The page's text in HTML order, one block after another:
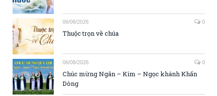
06/08/2026 0
Thuộc trọn về chúa
06/08/2026 0
Chúc mừng Ngân – Kim – Ngọc khánh Khấn
Dòng